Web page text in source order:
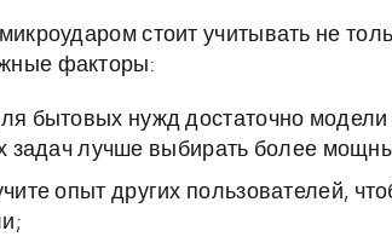
стоит учитывать не
факторы:
бытовых нужд достаточно
задач лучше выбирать более
опыт других пользователей,